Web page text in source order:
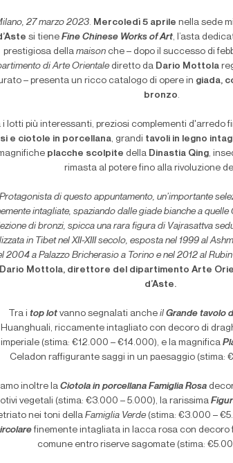
27 marzo 2023. Mercoledì 5 aprile nella sede
si tiene Fine Chinese Works of Art, l’asta
prestigiosa della maisonche – dopo il successo di
di Arte Orientalediretto da Dario Mottola
– presenta un ricco catalogo di opere in giada,
bronzo.
i lotti più interessanti, preziosi complementi d'arredo
e ciotole in porcellana, grandi tavoli in legno
placche scolpite della Dinastia Qing,
rimasta al potere fino alla rivoluzione
Protagonista di questo appuntamento, un’importante
intagliate, spaziando dalle giade bianche a quelle
di bronzi, spicca una rara figura di Vajrasattva
in Tibet nel XII-XIII secolo, esposta nel 1999 al
2004 a Palazzo Bricherasio a Torino e nel 2012 al
Dario Mottola, direttore del dipartimento Arte
d’Aste.
Tra i top lot vanno segnalati anche ilGrande tavolo
Huanghuali, riccamente intagliato con decoro di
imperiale (stima: €12.000 – €14.000), e la magnifica
Celadon raffigurante saggi in un paesaggio (stima:
inoltre laCiotola in porcellana Famiglia Rosa
vegetali (stima: €3.000 – 5.000), la rarissima
nei toni della Famiglia Verde(stima: €3.000 –
finemente intagliata in lacca rosa con decoro
comune entro riserve sagomate (stima: